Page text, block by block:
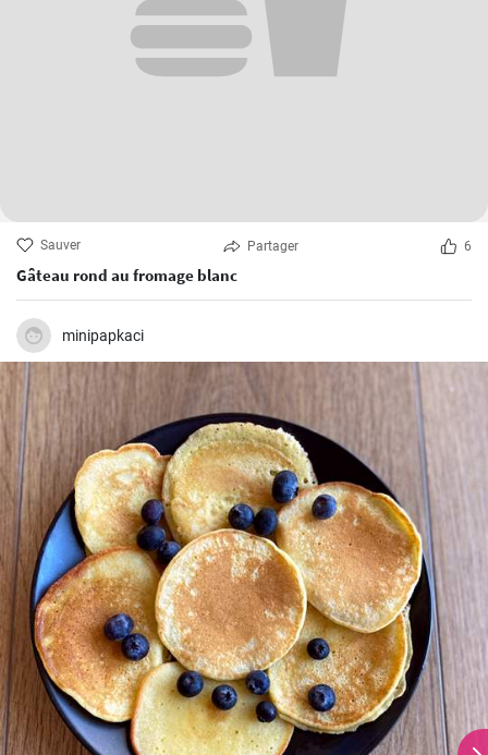
Sauver Partager 6
Gâteau rond au fromage blanc
minipapkaci